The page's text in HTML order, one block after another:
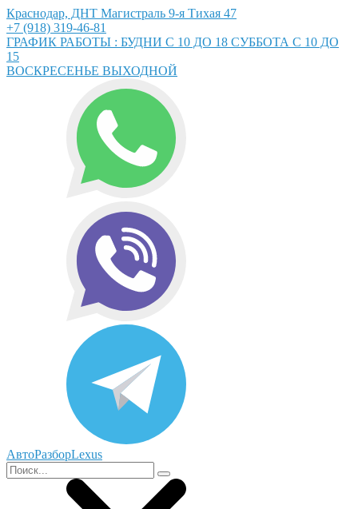
Краснодар, ДНТ Магистраль 9-я Тихая 47
+7 (918) 319-46-81
ГРАФИК РАБОТЫ : БУДНИ С 10 ДО 18 СУББОТА С 10 ДО
15
ВОСКРЕСЕНЬЕ ВЫХОДНОЙ
АвтоРазборLexus